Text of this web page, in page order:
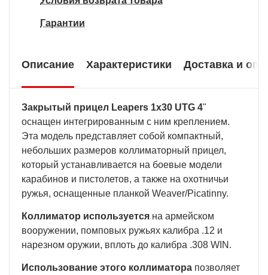
Гарантии
Описание Характеристики Доставка и
Закрытый прицел Leapers 1x30 UTG 4"
оснащен интегрированным с ним креплением.
Эта модель представляет собой компактный,
небольших размеров коллиматорный прицел,
который устанавливается на боевые модели
карабинов и пистолетов, а также на охотничьи
ружья, оснащенные планкой Weaver/Picatinny.
Коллиматор используется на армейском
вооружении, помповых ружьях калибра .12 и
нарезном оружии, вплоть до калибра .308 WIN.
Использование этого коллиматора позволяет